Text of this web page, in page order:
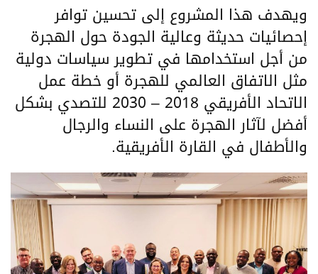
ويهدف هذا المشروع إلى تحسين توافر
إحصائيات حديثة وعالية الجودة حول الهجرة
من أجل استخدامها في تطوير سياسات دولية
مثل الاتفاق العالمي للهجرة أو خطة عمل
الاتحاد الأفريقي 2018 – 2030 للتصدي بشكل
أفضل لآثار الهجرة على النساء والرجال
والأطفال في القارة الأفريقية.